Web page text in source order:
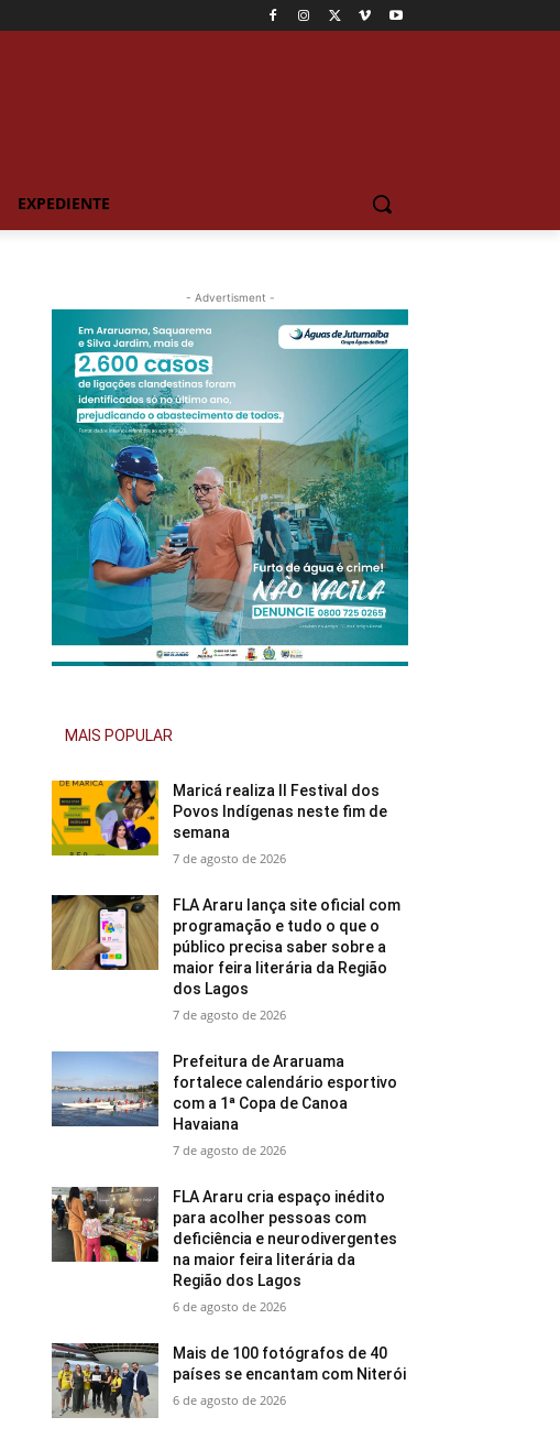
EXPEDIENTE
- Advertisment -
MAIS POPULAR
Maricá realiza II Festival dos
Povos Indígenas neste fim de
semana
7 de agosto de 2026
FLA Araru lança site oficial com
programação e tudo o que o
público precisa saber sobre a
maior feira literária da Região
dos Lagos
7 de agosto de 2026
Prefeitura de Araruama
fortalece calendário esportivo
com a 1ª Copa de Canoa
Havaiana
7 de agosto de 2026
FLA Araru cria espaço inédito
para acolher pessoas com
deficiência e neurodivergentes
na maior feira literária da
Região dos Lagos
6 de agosto de 2026
Mais de 100 fotógrafos de 40
países se encantam com Niterói
6 de agosto de 2026